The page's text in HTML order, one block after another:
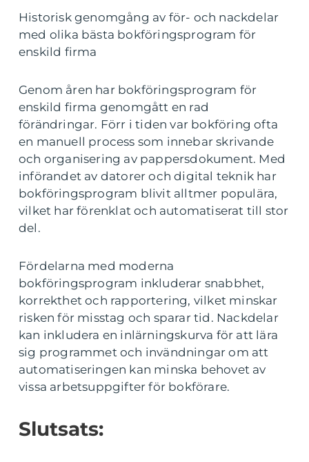
Historisk genomgång av för- och nackdelar
med olika bästa bokföringsprogram för
enskild firma
Genom åren har bokföringsprogram för
enskild firma genomgått en rad
förändringar. Förr i tiden var bokföring ofta
en manuell process som innebar skrivande
och organisering av pappersdokument. Med
införandet av datorer och digital teknik har
bokföringsprogram blivit alltmer populära,
vilket har förenklat och automatiserat till stor
del.
Fördelarna med moderna
bokföringsprogram inkluderar snabbhet,
korrekthet och rapportering, vilket minskar
risken för misstag och sparar tid. Nackdelar
kan inkludera en inlärningskurva för att lära
sig programmet och invändningar om att
automatiseringen kan minska behovet av
vissa arbetsuppgifter för bokförare.
Slutsats: